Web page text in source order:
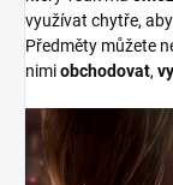
využívat chytře,
Předměty můžete
nimiobchodovat,